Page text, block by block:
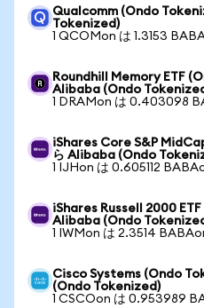
Qualcomm (Ondo
Tokenized)
1 QCOMon は 1.3153
Roundhill Memory ETF
Alibaba (Ondo
1 DRAMon は 0.403098
iShares Core S&P
ら Alibaba (Ondo
1 IJHon は 0.605112
iShares Russell 2000
Alibaba (Ondo
1 IWMon は 2.3514
Cisco Systems (Ondo
(Ondo Tokenized)
1 CSCOon は 0.953989